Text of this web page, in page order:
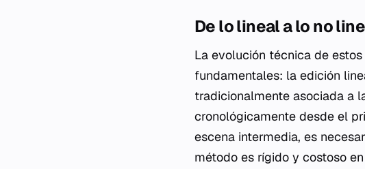
De lo lineal a lo no
La evolución técnica de
fundamentales: la edición
tradicionalmente asociada a
cronológicamente desde el
escena intermedia, es
método es rígido y costoso